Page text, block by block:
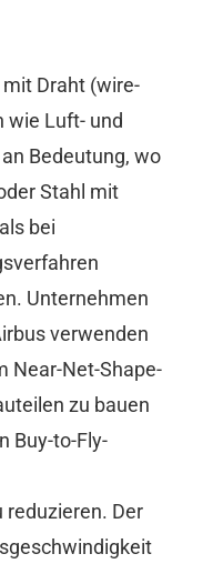
Draht (wire-
wie Luft- und
Bedeutung, wo
Stahl mit
bei
Unternehmen
verwenden
Near-Net-Shape-
zu bauen
Buy-to-Fly-
Der